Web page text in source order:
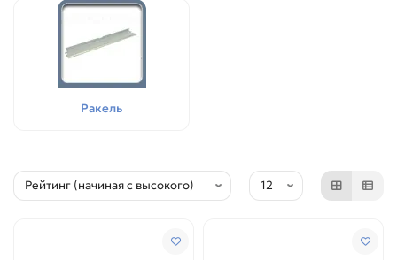
Ракель